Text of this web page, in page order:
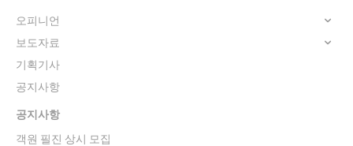
오피니언
보도자료
기획기사
공지사항
공지사항
객원 필진 상시 모집